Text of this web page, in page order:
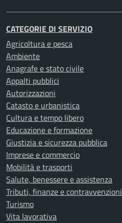
CATEGORIE DI SERVIZIO
Agricoltura e pesca
Ambiente
Anagrafe e stato civile
Appalti pubblici
Autorizzazioni
Catasto e urbanistica
Cultura e tempo libero
Educazione e formazione
Giustizia e sicurezza pubblica
Imprese e commercio
Mobilità e trasporti
Salute, benessere e assistenza
Tributi, finanze e contravvenzioni
Turismo
Vita lavorativa